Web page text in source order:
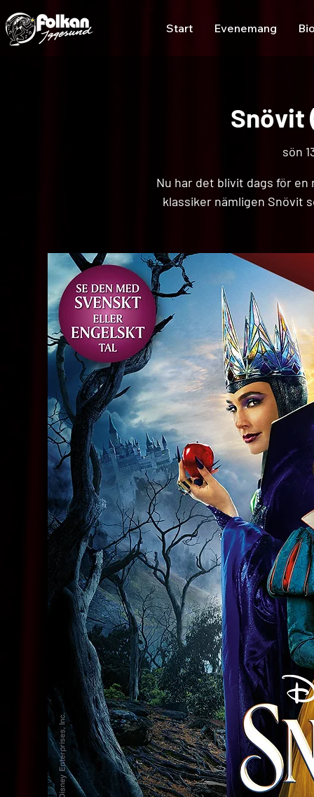
Start Evenemang
Snövit
sön
Nu har det blivit dags för en
klassiker nämligen Snövit